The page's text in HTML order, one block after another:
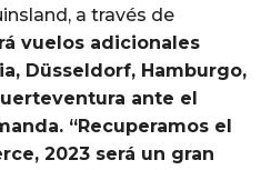
a través de
vuelos adicionales
Düsseldorf, Hamburgo,
ante el
“Recuperamos el
2023 será un gran